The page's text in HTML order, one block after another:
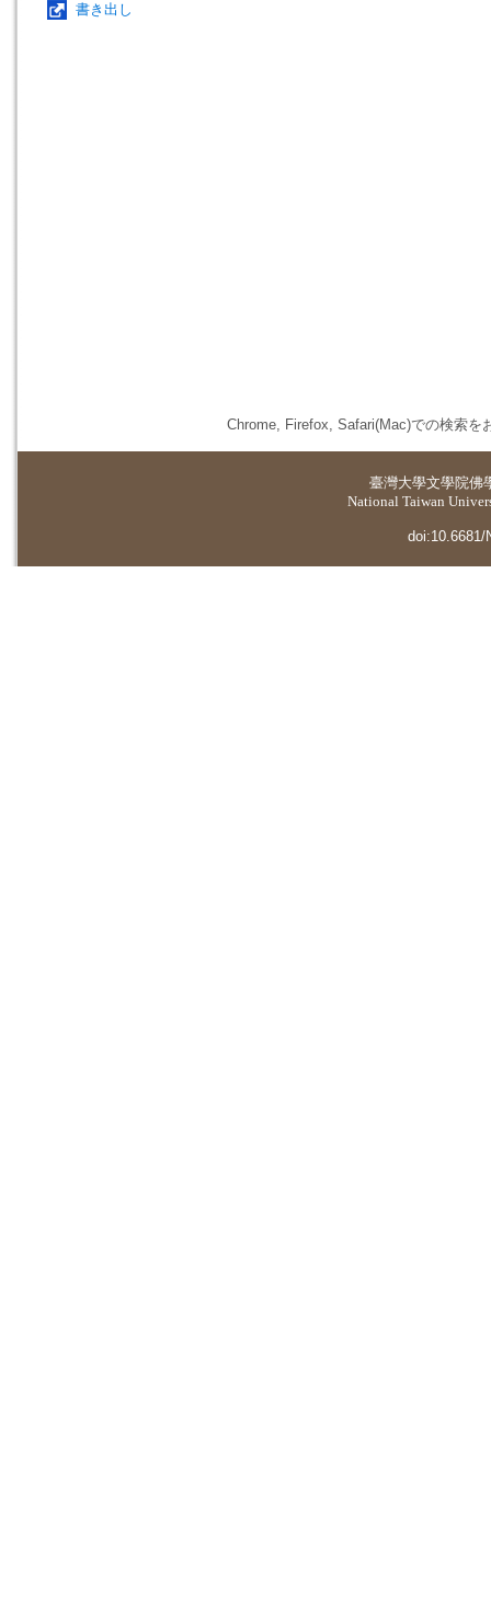
書き出し
Chrome, Firefox, Safari(Mac)での検索を
臺灣大學文學院佛
National Taiwan
doi:10.6681/